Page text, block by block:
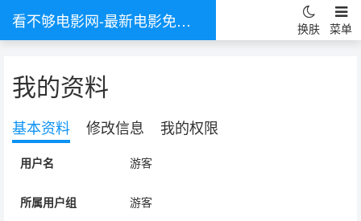
看不够电影网-最新电影免费在线观看-热门电视剧全集在线看 菜单
换肤
影
动作片
喜剧片
爱情片
我的资料
基本资料 修改信息 我的权限
用户名 游客
所属用户组 游客